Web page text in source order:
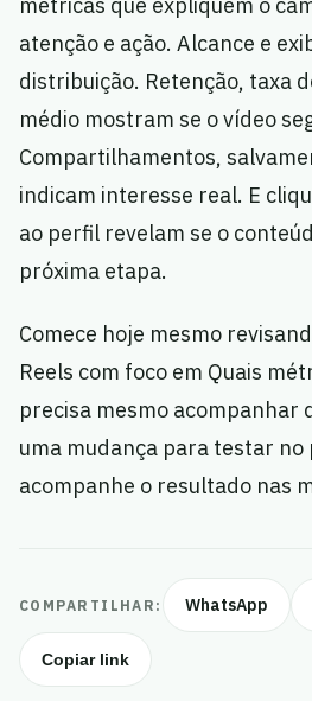
métricas que expliquem o
atenção e ação. Alcance e
distribuição. Retenção, taxa
médio mostram se o vídeo
Compartilhamentos,
indicam interesse real. E
ao perfil revelam se o
próxima etapa.
Comece hoje mesmo
Reels com foco em Quais
precisa mesmo acompanhar
uma mudança para testar no
acompanhe o resultado nas
COMPARTILHAR: WhatsApp
Copiar link